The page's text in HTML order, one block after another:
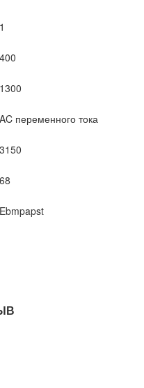
1
400
1300
AC переменного тока
3150
68
Ebmpapst